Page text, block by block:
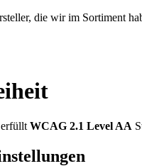
die wir im Sortiment
WCAG 2.1 Level AA